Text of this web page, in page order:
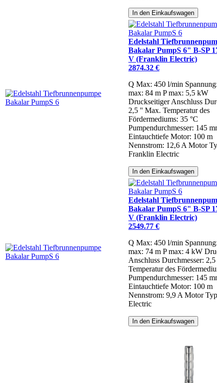
In den Einkaufswagen
Edelstahl
Bakalar PumpS 6" B-SP
V (Franklin Electric)
2874.32 €
Q Max: 450 l/min
max: 84 m P max: 5,5 kW
Druckseitiger Anschluss
2,5 '' Max. Temperatur des
Fördermediums: 35 °C
Pumpendurchmesser: 145
Eintauchtiefe Motor: 100 m
Nennstrom: 12,6 A Motor
Franklin Electric
In den Einkaufswagen
Edelstahl
Bakalar PumpS 6" B-SP
V (Franklin Electric)
2549.77 €
Q Max: 450 l/min
max: 74 m P max: 4 kW
Anschluss Durchmesser:
Temperatur des
Pumpendurchmesser: 145
Eintauchtiefe Motor: 100 m
Nennstrom: 9,9 A Motor
Electric
In den Einkaufswagen